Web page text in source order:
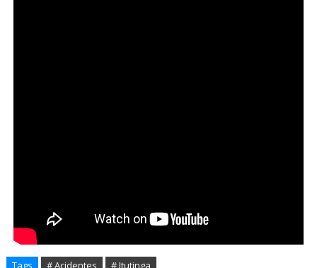
Tags # Acidentes # Itutinga